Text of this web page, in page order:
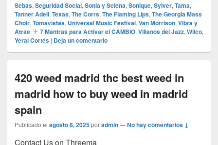
Sebas, Seguridad Social, Sonia y Selena, Sonique, Sylver, Tama,
Tanner Adell, Texas, The Corrs, The Flaming Lips, The Georgia Mass
Choir, Tomavistas, Universal Music Festival, Van Morrison, Vibra y
Atrae
7 Mantras para Activar el CAMBIO, Villanos del Jazz, Wilco,
Yerai Cortés | Deja un comentario
420 weed madrid thc best weed in
madrid how to buy weed in madrid
spain
Publicado el agosto 8, 2025poradmin—No hay comentarios ↓
Contact Us on Threema